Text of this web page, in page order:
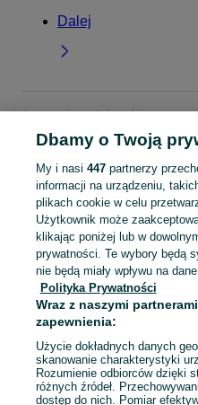
Dalej
Strona główna Moda Ubrania
Płaszcze - Śląskie
Płaszcze -
KATEGORIA
Mapa kategorii
Mapa miejscowości
Mapa ministron
Popularne wyszukiwania
Dbamy o Twoją
My i nasi 447partnerzy
informacji na urządzeniu,
plikach cookie w celu
Użytkownik może
klikając poniżej lub w
prywatności. Te wybory będą
nie będą miały wpływu na
Polityka Prywatności
Wraz z naszymi
zapewnienia:
Użycie dokładnych danych
skanowanie charakterystyki
Rozumienie odbiorców dzięki
różnych źródeł.
dostęp do nich. Pomiar